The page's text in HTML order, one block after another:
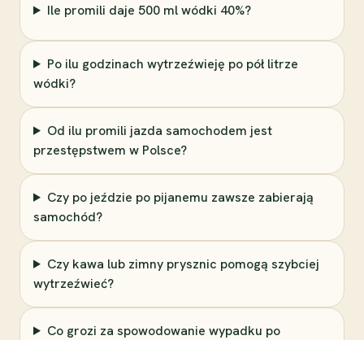
Ile promili daje 500 ml wódki 40%?
Po ilu godzinach wytrzeźwieję po pół litrze
wódki?
Od ilu promili jazda samochodem jest
przestępstwem w Polsce?
Czy po jeździe po pijanemu zawsze zabierają
samochód?
Czy kawa lub zimny prysznic pomogą szybciej
wytrzeźwieć?
Co grozi za spowodowanie wypadku po